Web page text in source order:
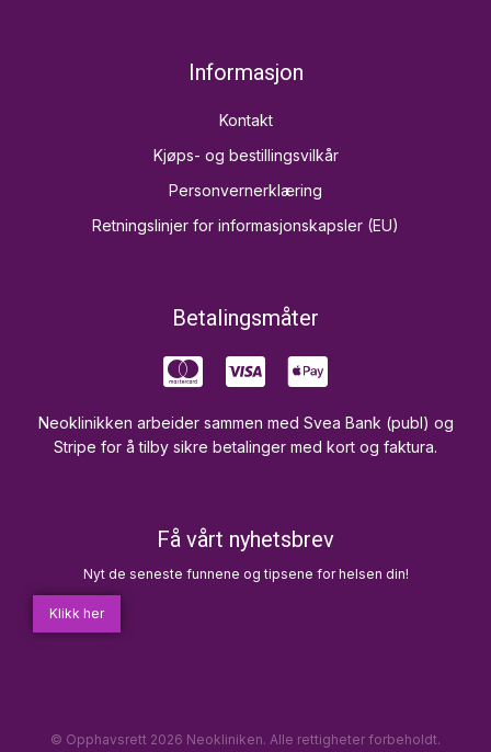
Informasjon
Kontakt
Kjøps- og bestillingsvilkår
Personvernerklæring
Retningslinjer for informasjonskapsler (EU)
Betalingsmåter
Neoklinikken arbeider sammen med Svea Bank (publ) og
Stripe for å tilby sikre betalinger med kort og faktura.
Få vårt nyhetsbrev
Nyt de seneste funnene og tipsene for helsen din!
Klikk her
© Opphavsrett 2026 Neokliniken. Alle rettigheter forbeholdt.